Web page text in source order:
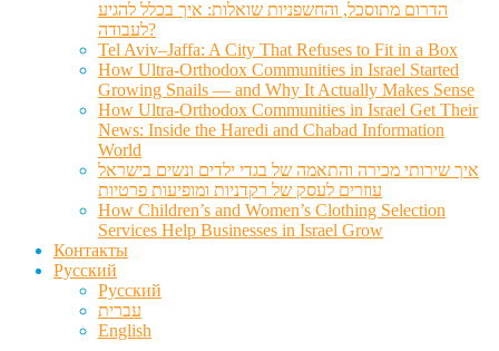
הדרום מתוסכל, והחשפניות שואלות: איך בכלל להגיע
לעבודה?
Tel Aviv–Jaffa: A City That Refuses to Fit in a Box
How Ultra-Orthodox Communities in Israel Started
Growing Snails — and Why It Actually Makes Sense
How Ultra-Orthodox Communities in Israel Get Their
News: Inside the Haredi and Chabad Information
World
איך שירותי מכירה והתאמה של בגדי ילדים ונשים בישראל
עוזרים לעסק של רקדניות ומופיעות פרטיות
How Children’s and Women’s Clothing Selection
Services Help Businesses in Israel Grow
Контакты
Русский
Русский
עברית
English